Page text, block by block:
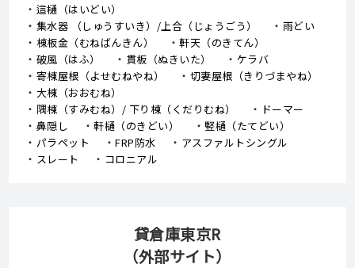
這樋（はいどい）
集水器 （しゅうすいき）/上合（じょうごう）
雨どい
棟板金（むねばんきん）
軒天（のきてん）
破風（はふ）
貫板（ぬきいた）
ケラバ
寄棟屋根（よせむねやね）
切妻屋根（きりづまやね）
大棟（おおむね）
隅棟（すみむね）/ 下り棟（くだりむね）
ドーマー
鼻隠し
軒樋（のきどい）
竪樋（たてどい）
パラペット
FRP防水
アスファルトシングル
スレート
コロニアル
貸倉庫東京R
（外部サイト）